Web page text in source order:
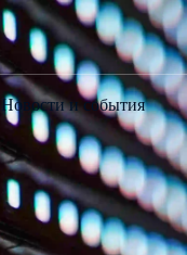
Новости и события